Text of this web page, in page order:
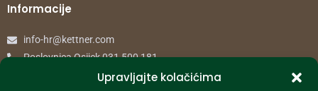
Upravljajte kolačićima
Informacije
info-hr@kettner.com
Poslovnica Osijek 031 500 181
Poslovnica Zagreb 01 7798 900